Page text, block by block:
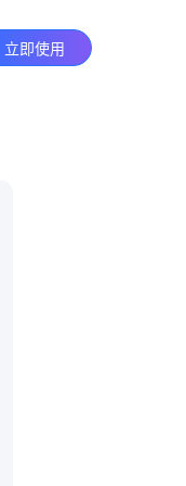
立即使用